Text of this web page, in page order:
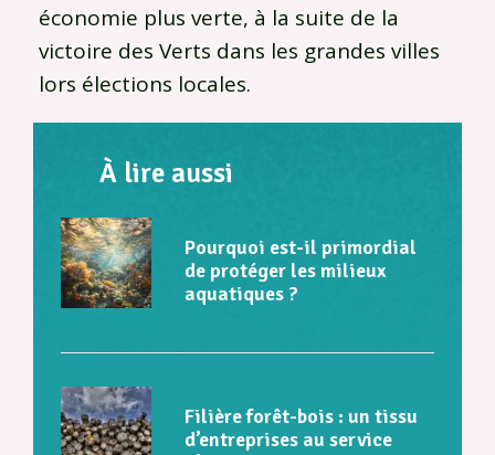
économie plus verte, à la suite de la
victoire des Verts dans les grandes villes
lors élections locales.
À lire aussi
Pourquoi est-il primordial
de protéger les milieux
aquatiques ?
Filière forêt-bois : un tissu
d’entreprises au service